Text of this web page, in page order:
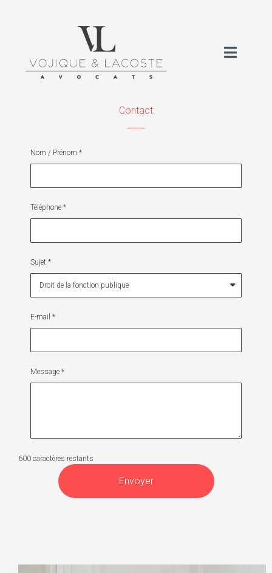
Contact
Nom / Prénom *
Téléphone *
Sujet *
E-mail *
Message *
Envoyer
600 caractères restants